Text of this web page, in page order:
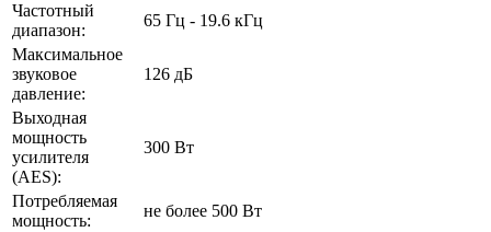
Частотный
диапазон:
65 Гц - 19.6 кГц
Максимальное
звуковое
давление:
126 дБ
Выходная
мощность
усилителя
(AES):
300 Вт
Потребляемая
мощность:
не более 500 Вт